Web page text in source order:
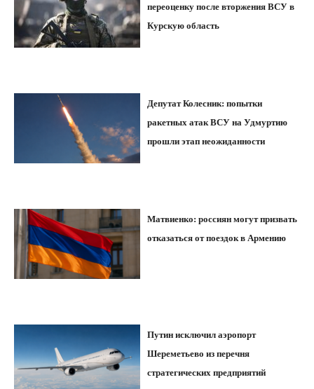
переоценку после вторжения ВСУ в
Курскую область
Депутат Колесник: попытки
ракетных атак ВСУ на Удмуртию
прошли этап неожиданности
Матвиенко: россиян могут призвать
отказаться от поездок в Армению
Путин исключил аэропорт
Шереметьево из перечня
стратегических предприятий